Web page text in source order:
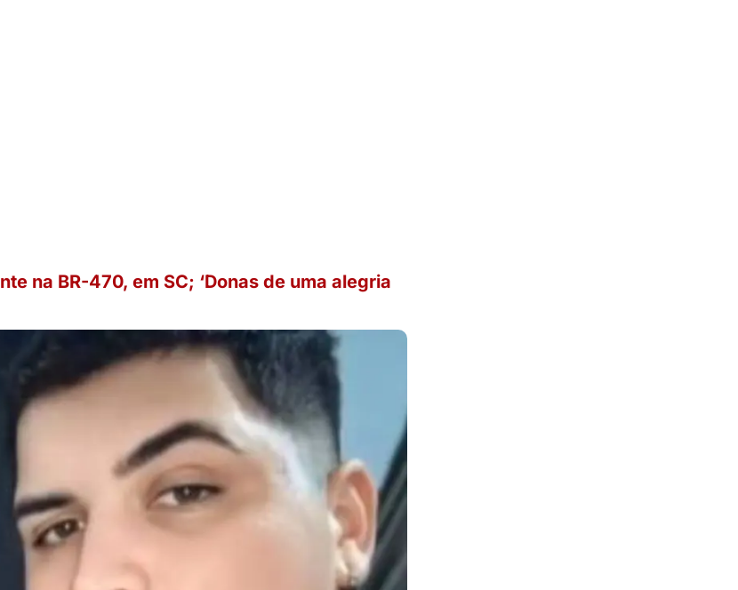
na BR-470, em SC; ‘Donas de uma alegria